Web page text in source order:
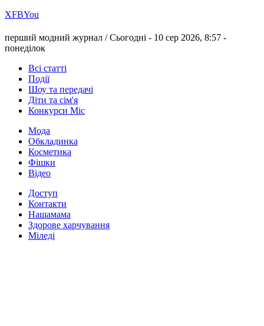
ХFBYou
перший модний журнал /Сьогодні - 10 сер 2026, 8:57 -
понеділок
Всі статті
Події
Шоу та передачі
Діти та сім'я
Конкурси Міс
Мода
Обкладинка
Косметика
Фішки
Відео
Доступ
Контакти
Нашамама
Здорове харчування
Міледі